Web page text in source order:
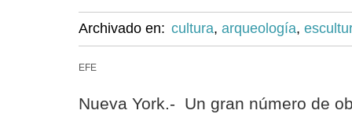
Archivado en: cultura, arqueología,
EFE
Nueva York.- Un gran número de